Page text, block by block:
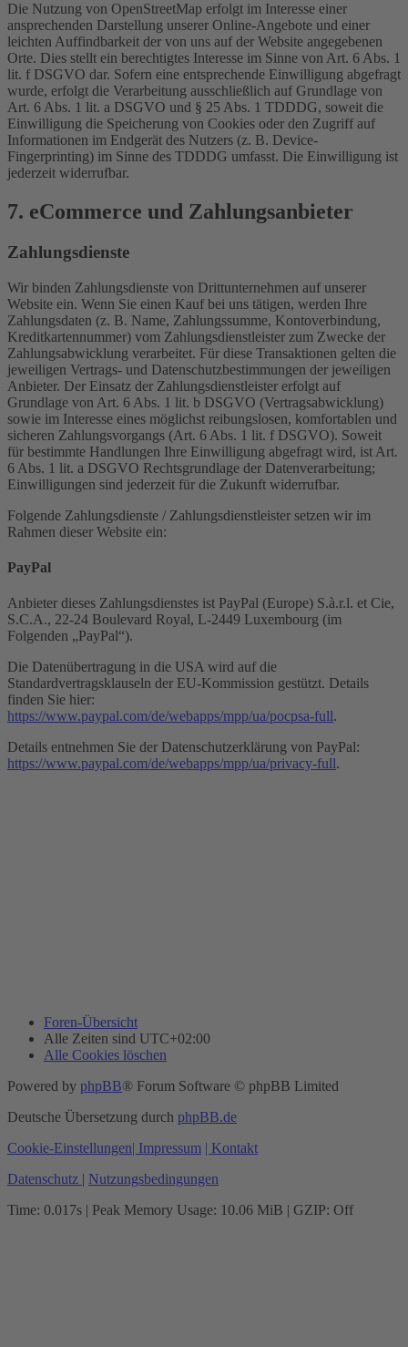
Die Nutzung von OpenStreetMap erfolgt im Interesse einer
ansprechenden Darstellung unserer Online-Angebote und einer
leichten Auffindbarkeit der von uns auf der Website angegebenen
Orte. Dies stellt ein berechtigtes Interesse im Sinne von Art. 6 Abs. 1
lit. f DSGVO dar. Sofern eine entsprechende Einwilligung abgefragt
wurde, erfolgt die Verarbeitung ausschließlich auf Grundlage von
Art. 6 Abs. 1 lit. a DSGVO und § 25 Abs. 1 TDDDG, soweit die
Einwilligung die Speicherung von Cookies oder den Zugriff auf
Informationen im Endgerät des Nutzers (z. B. Device-
Fingerprinting) im Sinne des TDDDG umfasst. Die Einwilligung ist
jederzeit widerrufbar.
7. eCommerce und Zahlungs­anbieter
Zahlungsdienste
Wir binden Zahlungsdienste von Drittunternehmen auf unserer
Website ein. Wenn Sie einen Kauf bei uns tätigen, werden Ihre
Zahlungsdaten (z. B. Name, Zahlungssumme, Kontoverbindung,
Kreditkartennummer) vom Zahlungsdienstleister zum Zwecke der
Zahlungsabwicklung verarbeitet. Für diese Transaktionen gelten die
jeweiligen Vertrags- und Datenschutzbestimmungen der jeweiligen
Anbieter. Der Einsatz der Zahlungsdienstleister erfolgt auf
Grundlage von Art. 6 Abs. 1 lit. b DSGVO (Vertragsabwicklung)
sowie im Interesse eines möglichst reibungslosen, komfortablen und
sicheren Zahlungsvorgangs (Art. 6 Abs. 1 lit. f DSGVO). Soweit
für bestimmte Handlungen Ihre Einwilligung abgefragt wird, ist Art.
6 Abs. 1 lit. a DSGVO Rechtsgrundlage der Datenverarbeitung;
Einwilligungen sind jederzeit für die Zukunft widerrufbar.
Folgende Zahlungsdienste / Zahlungsdienstleister setzen wir im
Rahmen dieser Website ein:
PayPal
Anbieter dieses Zahlungsdienstes ist PayPal (Europe) S.à.r.l. et Cie,
S.C.A., 22-24 Boulevard Royal, L-2449 Luxembourg (im
Folgenden „PayPal“).
Die Datenübertragung in die USA wird auf die
Standardvertragsklauseln der EU-Kommission gestützt. Details
finden Sie hier:
https://www.paypal.com/de/webapps/mpp/ua/pocpsa-full.
Details entnehmen Sie der Datenschutzerklärung von PayPal:
https://www.paypal.com/de/webapps/mpp/ua/privacy-full.
Foren-Übersicht
Alle Zeiten sind UTC+02:00
Alle Cookies löschen
Powered by phpBB® Forum Software © phpBB Limited
Deutsche Übersetzung durch phpBB.de
Cookie-Einstellungen| Impressum | Kontakt
Datenschutz | Nutzungsbedingungen
Time: 0.017s | Peak Memory Usage: 10.06 MiB | GZIP: Off